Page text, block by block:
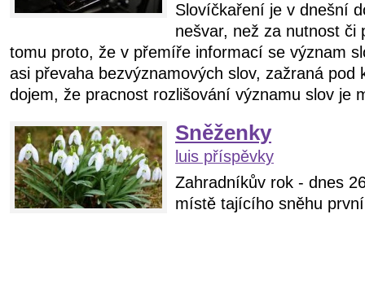
Slovíčkaření je v dnešní
nešvar, než za nutnost či
tomu proto, že v přemíře informací se význam
asi převaha bezvýznamových slov, zažraná
dojem, že pracnost rozlišování významu slov je
Sněženky
luis příspěvky
Zahradníkův rok - dnes
místě tajícího sněhu